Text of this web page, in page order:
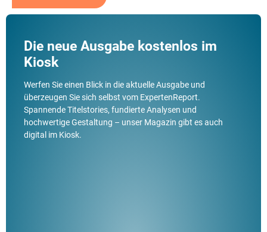
Die neue Ausgabe kostenlos im
Kiosk
Werfen Sie einen Blick in die aktuelle Ausgabe und
überzeugen Sie sich selbst vom ExpertenReport.
Spannende Titelstories, fundierte Analysen und
hochwertige Gestaltung – unser Magazin gibt es auch
digital im Kiosk.